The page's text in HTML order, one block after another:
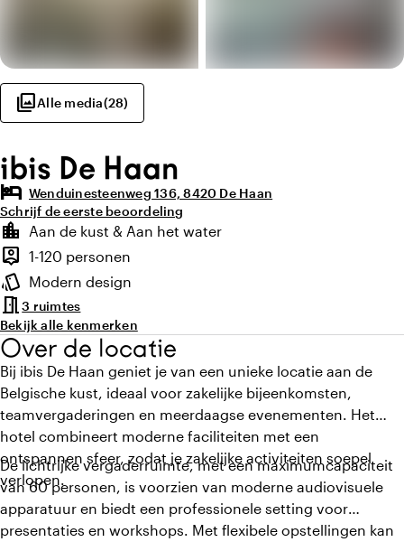
photo_libraryAlle media(28)
ibis De Haan
hotel Wenduinesteenweg 136, 8420 De Haan
Schrijf de eerste beoordeling
Highlights
location_city
Locatie en omgeving
Aan de kust & Aan het water
person_pin
Capaciteit
1-120 personen
style
Sfeer en uitstraling
Modern design
meeting_room3 ruimtes
Bekijk alle kenmerken
Over de locatie
Bij ibis De Haan geniet je van een unieke locatie aan de
Belgische kust, ideaal voor zakelijke bijeenkomsten,
teamvergaderingen en meerdaagse evenementen. Het
hotel combineert moderne faciliteiten met een
ontspannen sfeer, zodat je zakelijke activiteiten soepel
verlopen.
De lichtrijke vergaderruimte, met een maximumcapaciteit
van 60 personen, is voorzien van moderne audiovisuele
apparatuur en biedt een professionele setting voor
presentaties en workshops. Met flexibele opstellingen kan